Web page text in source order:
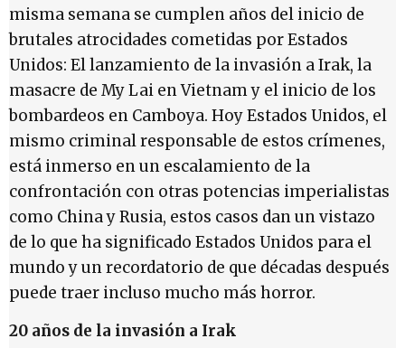
misma semana se cumplen años del inicio de
brutales atrocidades cometidas por Estados
Unidos: El lanzamiento de la invasión a Irak, la
masacre de My Lai en Vietnam y el inicio de los
bombardeos en Camboya. Hoy Estados Unidos, el
mismo criminal responsable de estos crímenes,
está inmerso en un escalamiento de la
confrontación con otras potencias imperialistas
como China y Rusia, estos casos dan un vistazo
de lo que ha significado Estados Unidos para el
mundo y un recordatorio de que décadas después
puede traer incluso mucho más horror.
20 años de la invasión a Irak